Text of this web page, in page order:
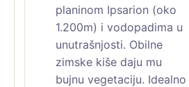
planinom Ipsarion (oko
1.200m) i vodopadima u
unutrašnjosti. Obilne
zimske kiše daju mu
bujnu vegetaciju. Idealno